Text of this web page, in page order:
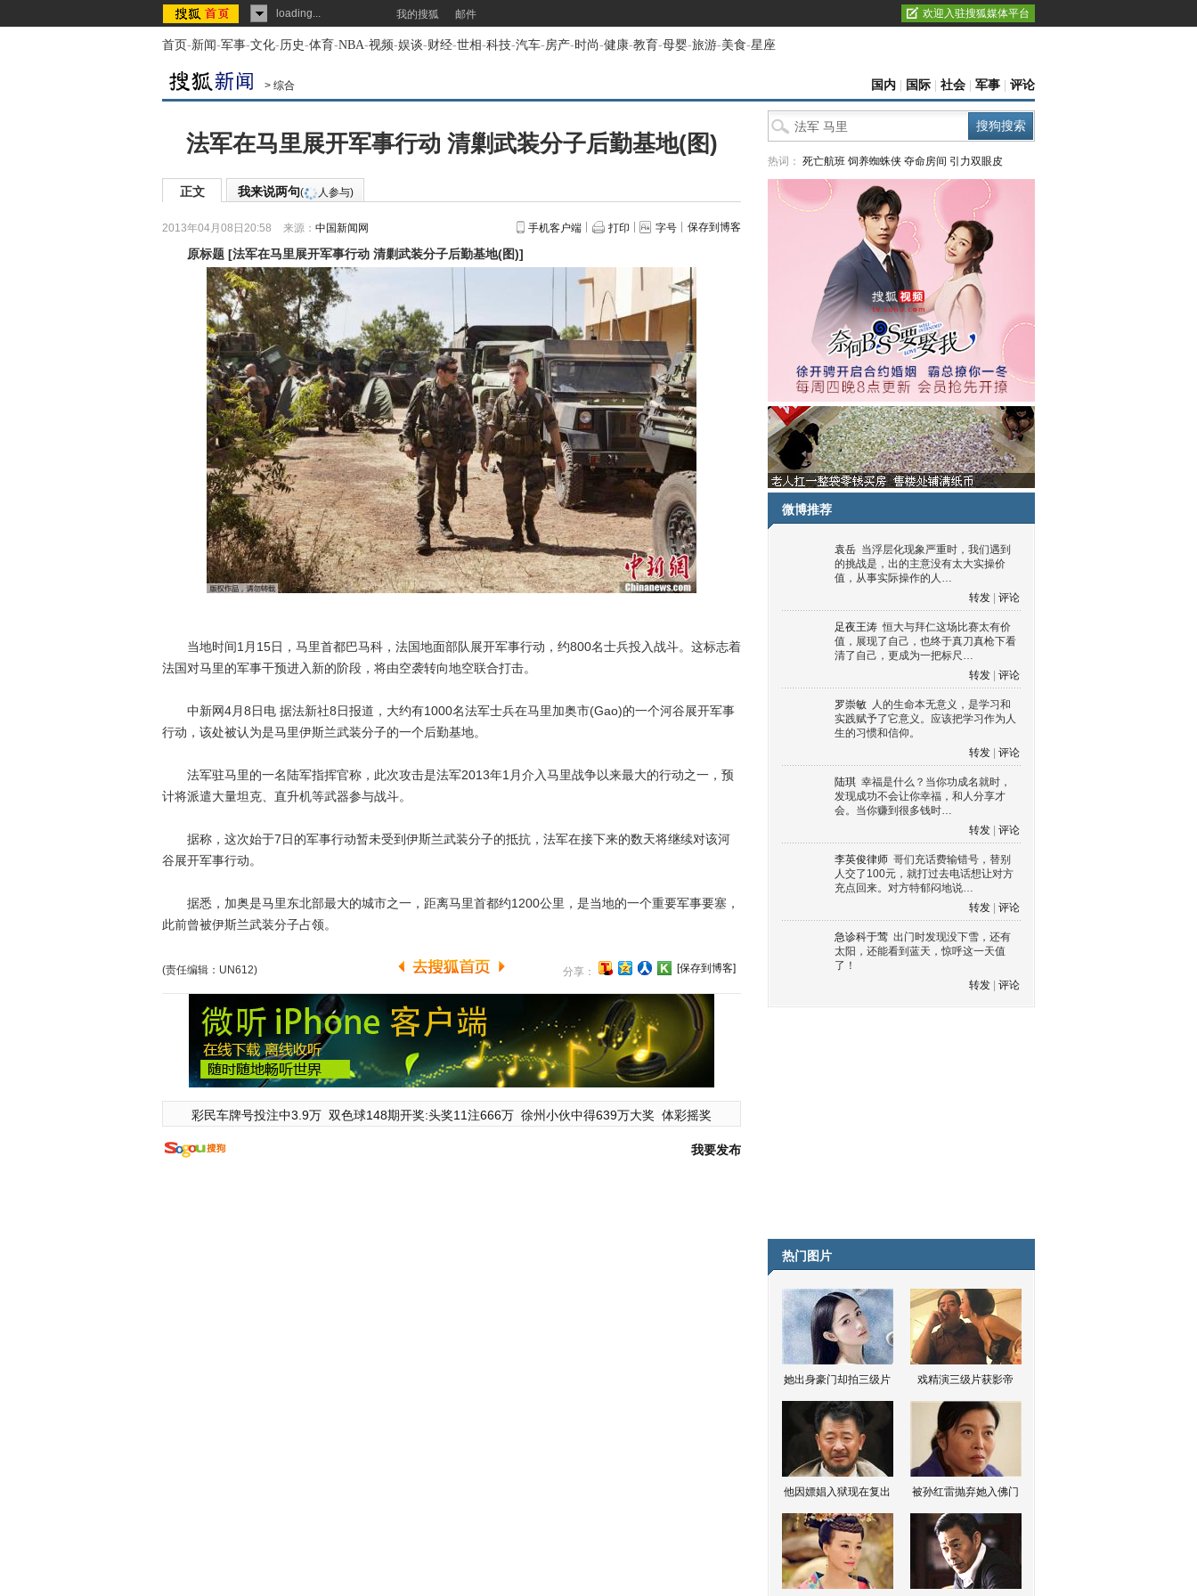
loading... 我的搜狐 邮件 欢迎入驻搜狐媒体平台
首页-新闻-军事-文化-历史-体育-NBA-视频-娱谈-财经-世相-科技-汽车-房产-时尚-健康-教育-母婴-旅游-美食-星座
> 综合 国内 国际 社会 军事 评论
法军在马里展开军事行动 清剿武装分子后勤基地(图)
正文 我来说两句( 人参与)
2013年04月08日20:58 来源： 中国新闻网 手机客户端 打印 字号 保存到博客
原标题 [法军在马里展开军事行动 清剿武装分子后勤基地(图)]
当地时间1月15日，马里首都巴马科，法国地面部队展开军事行动，约800名士兵投入战斗。这标志着
法国对马里的军事干预进入新的阶段，将由空袭转向地空联合打击。
中新网4月8日电 据法新社8日报道，大约有1000名法军士兵在马里加奥市(Gao)的一个河谷展开军事
行动，该处被认为是马里伊斯兰武装分子的一个后勤基地。
法军驻马里的一名陆军指挥官称，此次攻击是法军2013年1月介入马里战争以来最大的行动之一，预
计将派遣大量坦克、直升机等武器参与战斗。
据称，这次始于7日的军事行动暂未受到伊斯兰武装分子的抵抗，法军在接下来的数天将继续对该河
谷展开军事行动。
据悉，加奥是马里东北部最大的城市之一，距离马里首都约1200公里，是当地的一个重要军事要塞，
此前曾被伊斯兰武装分子占领。
(责任编辑：UN612) 分享： [保存到博客]
彩民车牌号投注中3.9万 双色球148期开奖:头奖11注666万 徐州小伙中得639万大奖 体彩摇奖
我要发布
热词： 死亡航班 饲养蜘蛛侠 夺命房间 引力双眼皮
微博推荐
袁岳 当浮层化现象严重时，我们遇到
的挑战是，出的主意没有太大实操价
值，从事实际操作的人…
转发
评论
足夜王涛 恒大与拜仁这场比赛太有价
值，展现了自己，也终于真刀真枪下看
清了自己，更成为一把标尺…
转发
评论
罗崇敏 人的生命本无意义，是学习和
实践赋予了它意义。应该把学习作为人
生的习惯和信仰。
转发
评论
陆琪 幸福是什么？当你功成名就时，
发现成功不会让你幸福，和人分享才
会。当你赚到很多钱时…
转发
评论
李英俊律师 哥们充话费输错号，替别
人交了100元，就打过去电话想让对方
充点回来。对方特郁闷地说…
转发
评论
急诊科于莺 出门时发现没下雪，还有
太阳，还能看到蓝天，惊呼这一天值
了！
转发
评论
热门图片
她出身豪门却拍三级片 戏精演三级片获影帝
他因嫖娼入狱现在复出 被孙红雷抛弃她入佛门